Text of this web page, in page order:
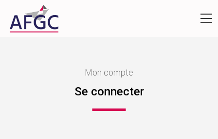
Mon compte
Se connecter